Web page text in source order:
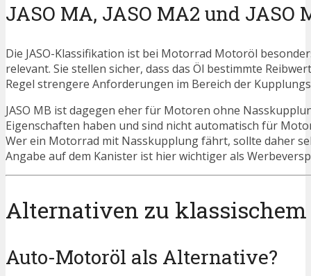
JASO MA, JASO MA2 und JASO
Die JASO-Klassifikation ist bei Motorrad Motoröl
relevant. Sie stellen sicher, dass das Öl bestimmte
Regel strengere Anforderungen im Bereich der
JASO MB ist dagegen eher für Motoren ohne
Eigenschaften haben und sind nicht automatisch für
Wer ein Motorrad mit Nasskupplung fährt, sollte daher
Angabe auf dem Kanister ist hier wichtiger als
Alternativen zu
Auto-Motoröl als Alternative?